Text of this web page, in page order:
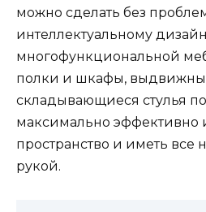
можно сделать без
интеллектуальному
многофункциональной
полки и шкафы,
складывающиеся стулья
максимально эффективно
пространство и иметь все
рукой.